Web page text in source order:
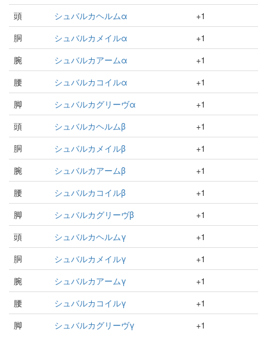
頭
シュバルカヘルムα
+1
胴
シュバルカメイルα
+1
腕
シュバルカアームα
+1
腰
シュバルカコイルα
+1
脚
シュバルカグリーヴα
+1
頭
シュバルカヘルムβ
+1
胴
シュバルカメイルβ
+1
腕
シュバルカアームβ
+1
腰
シュバルカコイルβ
+1
脚
シュバルカグリーヴβ
+1
頭
シュバルカヘルムγ
+1
胴
シュバルカメイルγ
+1
腕
シュバルカアームγ
+1
腰
シュバルカコイルγ
+1
脚
シュバルカグリーヴγ +1